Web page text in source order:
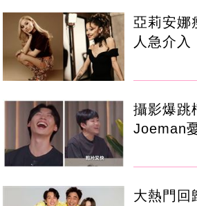
亞莉安
人急介入
攝影爆跳
Joeman
大熱門